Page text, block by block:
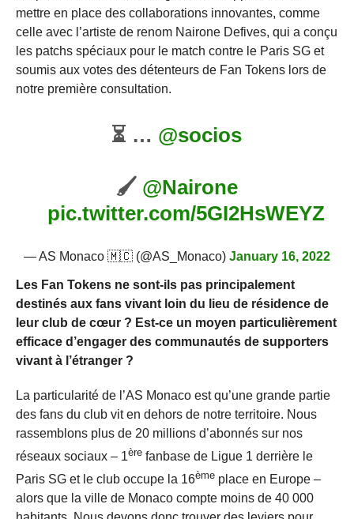
mettre en place des collaborations innovantes, comme
celle avec l’artiste de renom Nairone Defives, qui a conçu
les patchs spéciaux pour le match contre le Paris SG et
soumis aux votes des détenteurs de Fan Tokens lors de
notre première consultation.
⏳ … @socios
🖌 @Nairone
pic.twitter.com/5GI2HsWEYZ
— AS Monaco 🇲🇨 (@AS_Monaco) January 16, 2022
Les Fan Tokens ne sont-ils pas principalement
destinés aux fans vivant loin du lieu de résidence de
leur club de cœur ? Est-ce un moyen particulièrement
efficace d’engager des communautés de supporters
vivant à l’étranger ?
La particularité de l’AS Monaco est qu’une grande partie
des fans du club vit en dehors de notre territoire. Nous
rassemblons plus de 20 millions d’abonnés sur nos
réseaux sociaux – 1èrefanbase de Ligue 1 derrière le
Paris SG et le club occupe la 16èmeplace en Europe –
alors que la ville de Monaco compte moins de 40 000